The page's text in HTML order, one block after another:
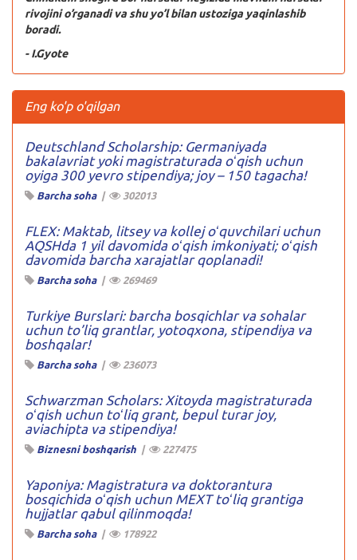
rivojini o’rganadi va shu yo’l bilan ustoziga yaqinlashib
boradi.
- I.Gyote
Eng ko'p o'qilgan
Deutschland Scholarship: Germaniyada
bakalavriat yoki magistraturada oʻqish uchun
oyiga 300 yevro stipendiya; joy – 150 tagacha!
Barcha soha| 302013
FLEX: Maktab, litsey va kollej oʻquvchilari uchun
AQSHda 1 yil davomida oʻqish imkoniyati; oʻqish
davomida barcha xarajatlar qoplanadi!
Barcha soha| 269469
Turkiye Burslari: barcha bosqichlar va sohalar
uchun to’liq grantlar, yotoqxona, stipendiya va
boshqalar!
Barcha soha| 236073
Schwarzman Scholars: Xitoyda magistraturada
oʻqish uchun toʻliq grant, bepul turar joy,
aviachipta va stipendiya!
Biznesni boshqarish | 227475
Yaponiya: Magistratura va doktorantura
bosqichida oʻqish uchun MEXT toʻliq grantiga
hujjatlar qabul qilinmoqda!
Barcha soha| 178922